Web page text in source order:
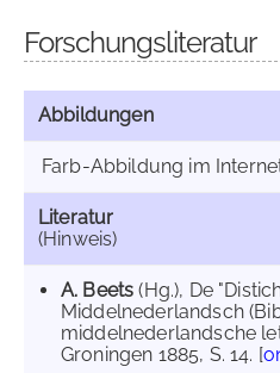
Forschungsliteratur
Abbildungen
Farb-Abbildung im
Literatur
(Hinweis)
A. Beets(Hg.), De
Middelnederlandsch
middelnederlandsche
Groningen 1885, S. 14. [